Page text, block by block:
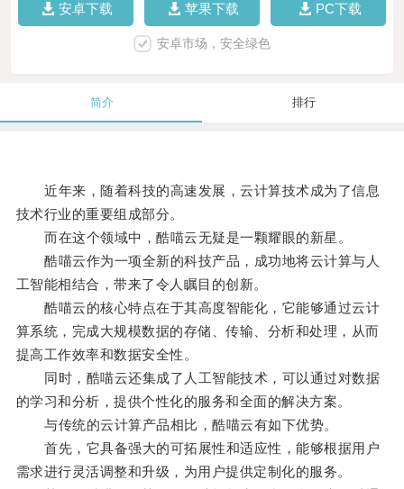
安卓下载 苹果下载 PC下载
安卓市场，安全绿色
简介 排行
近年来，随着科技的高速发展，云计算技术成为了信息
技术行业的重要组成部分。
而在这个领域中，酷喵云无疑是一颗耀眼的新星。
酷喵云作为一项全新的科技产品，成功地将云计算与人
工智能相结合，带来了令人瞩目的创新。
酷喵云的核心特点在于其高度智能化，它能够通过云计
算系统，完成大规模数据的存储、传输、分析和处理，从而
提高工作效率和数据安全性。
同时，酷喵云还集成了人工智能技术，可以通过对数据
的学习和分析，提供个性化的服务和全面的解决方案。
与传统的云计算产品相比，酷喵云有如下优势。
首先，它具备强大的可拓展性和适应性，能够根据用户
需求进行灵活调整和升级，为用户提供定制化的服务。